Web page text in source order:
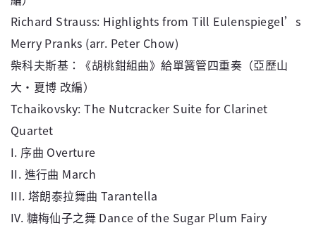
Richard Strauss: Highlights from Till Eulenspiegel’s
Merry Pranks (arr. Peter Chow)
柴科夫斯基：《胡桃鉗組曲》給單簧管四重奏（亞歷山
大・夏博 改編）
Tchaikovsky: The Nutcracker Suite for Clarinet
Quartet
I. 序曲 Overture
II. 進行曲 March
III. 塔朗泰拉舞曲 Tarantella
IV. 糖梅仙子之舞 Dance of the Sugar Plum Fairy